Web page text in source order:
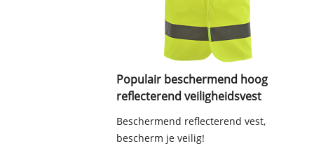
Populair beschermend hoog
reflecterend veiligheidsvest
Beschermend reflecterend vest,
bescherm je veilig!